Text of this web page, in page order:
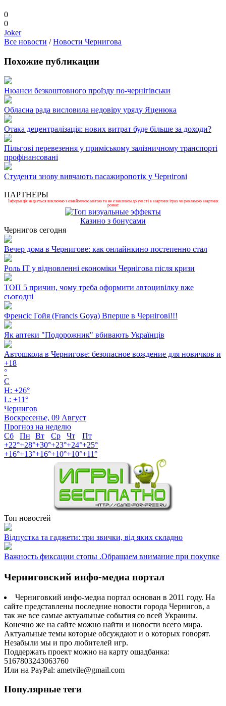
0
0
Joker
Все новости /Новости Чернигова
Похожие публикации
Нюанси безкоштовного проїзду по-чернігівськи
Обласна рада висловила недовіру уряду Яценюка
Отака децентралізація: нових витрат буде більше за доходи?
Пільгові перевезення у приміському залізничному транспорті
профінансовані
Студенти знову вивчають пасажиропотік у Чернігові
ПАРТНЕРЫ
Інформація надається виключно з ознайомчою метою та не є закликом до участі в азартних іграх чи рекламою азартних
розваг.
Казино з бонусами
Чернигов сегодня
Вечер дома в Чернигове: как онлайнкино постепенно стал
Роль ІТ у відновленні економіки Чернігова після кризи
ТОП 5 причин, чому треба оформити автоцивілку вже
сьогодні
Френсіс Гойя (Francis Goya) Вперше в Чернігові!!!
Як аптеки "Подорожник" вбивають Українців
Автошкола в Чернигове: безопасное вождение для новичков и
+18
°
C
H: +26°
L: +11°
Чернигов
Воскресенье, 09 Август
Прогноз на неделю
Сб
Пн Вт Ср Чт
Пт
+22°+28°+30°+23°+24°+25°
+16°+13°+16°+10°+10°+11°
Топ новостей
Відпустка та гаджети: три звички, від яких складно
Важность фиксации стопы .Обращаем внимание при покупке
Черниговский инфо-медиа портал
Черниговкий инфо-медиа портал основан в 2011 году. На
сайте представлены последние новости города Чернигов, а
так же все самые актуальные события со всей Украины.
Конечно же на сайте можно найти и новости всего мира.
Актуальные темы которые обсуждают и о которых говорят.
Незабыли мы и про любителей игр.
Поддержать проект можно на карту ощадбанка:
5167803243063760
Или на PayPal: ametvile@gmail.com
Популярные теги